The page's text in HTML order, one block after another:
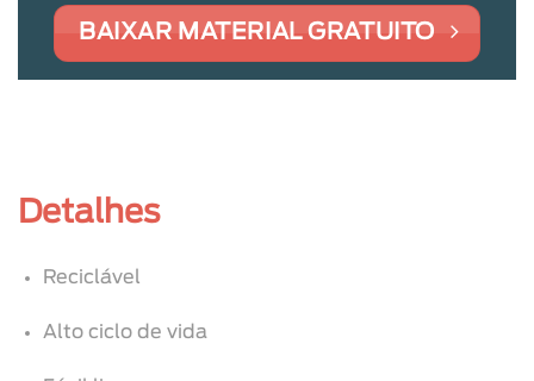
BAIXAR MATERIAL GRATUITO
Detalhes
Reciclável
Alto ciclo de vida